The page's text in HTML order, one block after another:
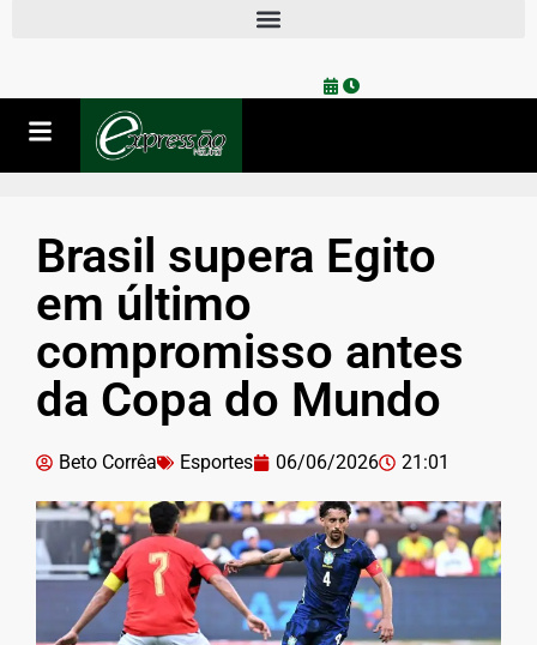
Brasil supera Egito
em último
compromisso antes
da Copa do Mundo
Beto Corrêa Esportes 06/06/2026 21:01